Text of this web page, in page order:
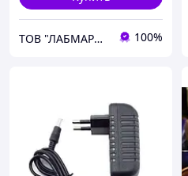
ТОВ "ЛАБМАРКЕТ" 100%